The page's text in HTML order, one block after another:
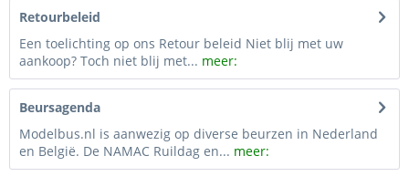
Retourbeleid
Een toelichting op ons Retour beleid Niet blij met uw
aankoop? Toch niet blij met... meer:
Beursagenda
Modelbus.nl is aanwezig op diverse beurzen in Nederland
en België. De NAMAC Ruildag en... meer: